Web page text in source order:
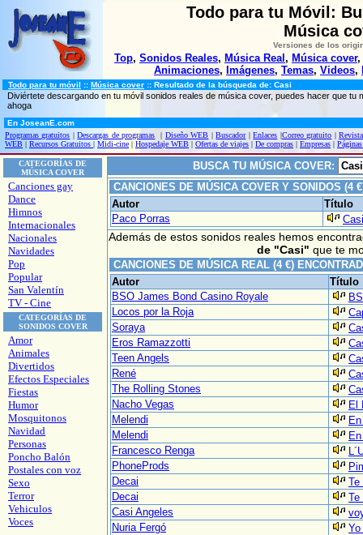
Todo para tu Móvil:
Música
Versiones de los
Top, Sonidos Reales, Música Real , Música cover,
Animaciones, Imágenes, Temas, Videos,
Todo para tu móvil :: Música cover :: Resultado de la búsqueda de: Casi
Diviértete descargando en tu móvil sonidos reales de música cover, puedes hacer que
ahoga
En JoseanE.com
Programas gratuitos |Descargas de programas | Diseño WEB |Buscador|Enlaces |Correo gratuito |
WEB | Recursos Gratuitos | Midi-cine | Hospedaje WEB | Ofertas de viajes | De compras | Empresas |
CATEGORÍAS DE
MÚSICA COVER
Canciones gay
Dance
Himnos
Internacionales
Nacionales
Navidades
Pop
Popular
San Valentín
TV - Cine
CATEGORÍAS DE
SONIDOS COVER
Amor
Animales
Divertidos
Efectos Especiales
Fiestas
Humor
Mosquitonos
Navidad
Personas
Poncho Balón
Postales con voz
Sexo
Terror
Vehiculos
Voces
BUSCA TU MÚSICA COVER:
CANCIONES DE MÚSICA COVER Y SONIDOS (4
Autor
Título
Paco Porras
Además de estos sonidos reales hemos
de "Casi" que te
CANCIONES DE MÚSICA REAL (4 €)
Autor
Título
BSO James Bond Casino Royale
Locos por la Roja
Soraya
Eros Ramazzotti
Teen Angels
René
The Rolling Stones
Nacho Vegas
El
Melendi
Melendi
Francesco Renga
PhoneProds
Decai
Te
Decai
Te
Casi Angeles
Nuria Fergó